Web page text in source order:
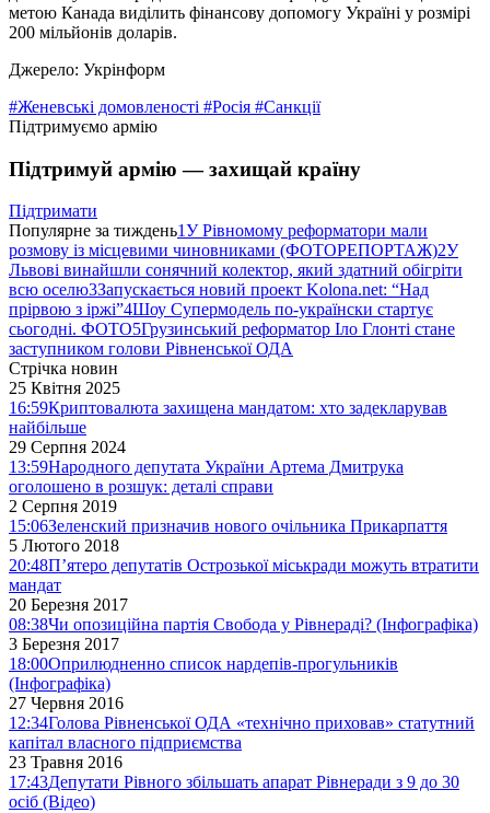
метою Канада виділить фінансову допомогу Україні у розмірі
200 мільйонів доларів.
Джерело: Укрінформ
#Женевські домовленості #Росія #Санкції
Підтримуємо армію
Підтримуй армію — захищай країну
Підтримати
Популярне за тиждень1У Рівномому реформатори мали
розмову із місцевими чиновниками (ФОТОРЕПОРТАЖ)2У
Львові винайшли сонячний колектор, який здатний обігріти
всю оселю3Запускається новий проект Kolona.net: “Над
прірвою з іржі”4Шоу Супермодель по-українски стартує
сьогодні. ФОТО5Грузинський реформатор Іло Глонті стане
заступником голови Рівненської ОДА
Стрічка новин
25 Квітня 2025
16:59Криптовалюта захищена мандатом: хто задекларував
найбільше
29 Серпня 2024
13:59Народного депутата України Артема Дмитрука
оголошено в розшук: деталі справи
2 Серпня 2019
15:06Зеленский призначив нового очільника Прикарпаття
5 Лютого 2018
20:48П’ятеро депутатів Острозької міськради можуть втратити
мандат
20 Березня 2017
08:38Чи опозиційна партія Свобода у Рівнераді? (Інфографіка)
3 Березня 2017
18:00Оприлюдненно список нардепів-прогульників
(Інфографіка)
27 Червня 2016
12:34Голова Рівненської ОДА «технічно приховав» статутний
капітал власного підприємства
23 Травня 2016
17:43Депутати Рівного збільшать апарат Рівнеради з 9 до 30
осіб (Відео)